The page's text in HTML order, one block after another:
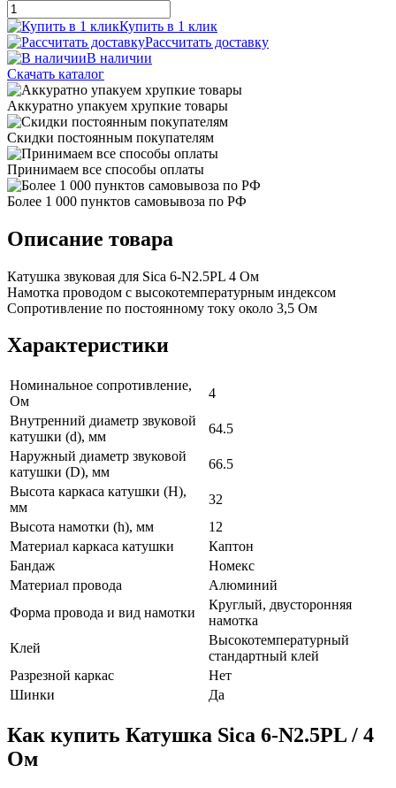
Купить в 1 клик
Рассчитать доставку
В наличии
Скачать каталог
Аккуратно упакуем хрупкие товары
Скидки постоянным покупателям
Принимаем все способы оплаты
Более 1 000 пунктов самовывоза по РФ
Описание товара
Катушка звуковая для Sica 6-N2.5PL 4 Ом
Намотка проводом с высокотемпературным индексом
Сопротивление по постоянному току около 3,5 Ом
Характеристики
Номинальное сопротивление,
Ом
4
Внутренний диаметр звуковой
катушки (d), мм
64.5
Наружный диаметр звуковой
катушки (D), мм
66.5
Высота каркаса катушки (H),
мм
32
Высота намотки (h), мм
12
Материал каркаса катушки
Каптон
Бандаж
Номекс
Материал провода
Алюминий
Форма провода и вид намотки
Круглый, двусторонняя
намотка
Клей
Высокотемпературный
стандартный клей
Разрезной каркас
Нет
Шинки
Да
Как купить Катушка Sica 6-N2.5PL / 4
Ом